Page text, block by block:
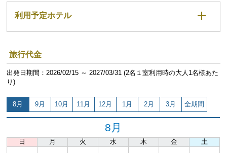
利用予定ホテル
旅行代金
出発日期間：2026/02/15 ～ 2027/03/31 (2名１室利用時の大人1名様あた
り)
8月 9月 10月 11月 12月 1月 2月 3月 全期間
8月
日 月 火 水 木 金 土